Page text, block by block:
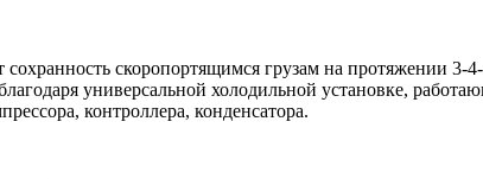
сохранность скоропортящимся грузам на протяжении
универсальной холодильной установке,
контроллера, конденсатора.